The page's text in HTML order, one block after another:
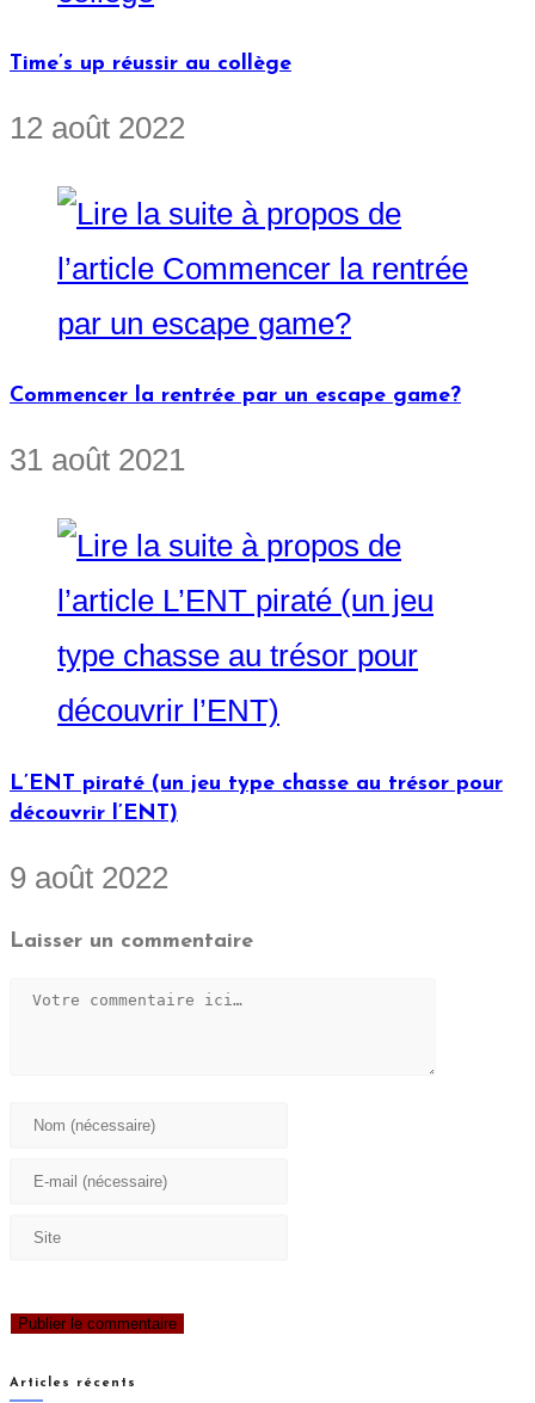
Time’s up réussir au collège
12 août 2022
Commencer la rentrée par un escape game?
31 août 2021
L’ENT piraté (un jeu type chasse au trésor pour
découvrir l’ENT)
9 août 2022
Laisser un commentaire
Articles récents